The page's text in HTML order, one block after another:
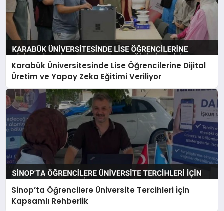
Karabük Üniversitesinde Lise Öğrencilerine Dijital
Üretim ve Yapay Zeka Eğitimi Veriliyor
Sinop’ta Öğrencilere Üniversite Tercihleri İçin
Kapsamlı Rehberlik